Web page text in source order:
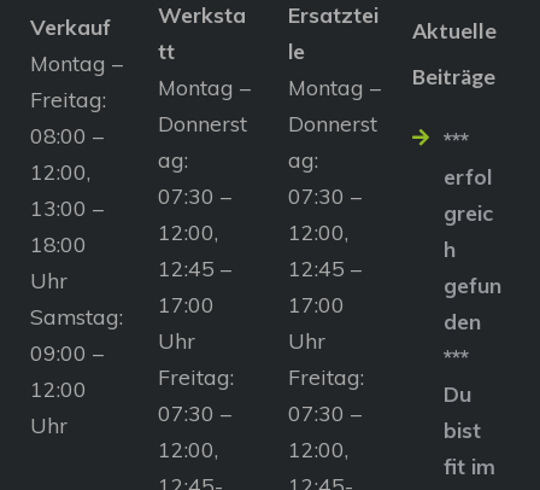
Verkauf
Montag –
Freitag:
08:00 –
12:00,
13:00 –
18:00
Uhr
Samstag:
09:00 –
12:00
Uhr
Werksta
tt
Montag –
Donnerst
ag:
07:30 –
12:00,
12:45 –
17:00
Uhr
Freitag:
07:30 –
12:00,
Ersatztei
le
Montag –
Donnerst
ag:
07:30 –
12:00,
12:45 –
17:00
Uhr
Freitag:
07:30 –
12:00,
Aktuelle
Beiträge
***
erfol
greic
h
gefun
den
***
Du
bist
fit im